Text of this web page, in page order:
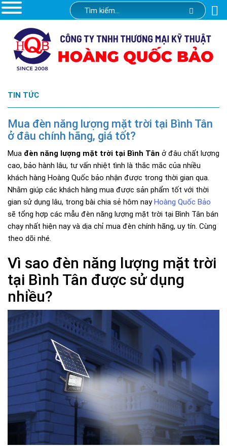
TIN TỨC
Mua đèn năng lượng mặt trời tại Bình Tân
ở đâu chính hãng, giá tốt?
Mua đèn năng lượng mặt trời tại Bình Tân ở đâu chất lượng
cao, bảo hành lâu, tư vấn nhiệt tình là thắc mắc của nhiều
khách hàng Hoàng Quốc bảo nhận được trong thời gian qua.
Nhằm giúp các khách hàng mua được sản phẩm tốt với thời
gian sử dụng lâu, trong bài chia sẻ hôm nay Hoàng Quốc Bảo
sẽ tổng hợp các mẫu đèn năng lượng mặt trời tại Bình Tân bán
chạy nhất hiện nay và dịa chỉ mua đèn chính hãng, uy tín. Cùng
theo dõi nhé.
Vì sao đèn năng lượng mặt trời
tại Bình Tân được sử dụng
nhiều?